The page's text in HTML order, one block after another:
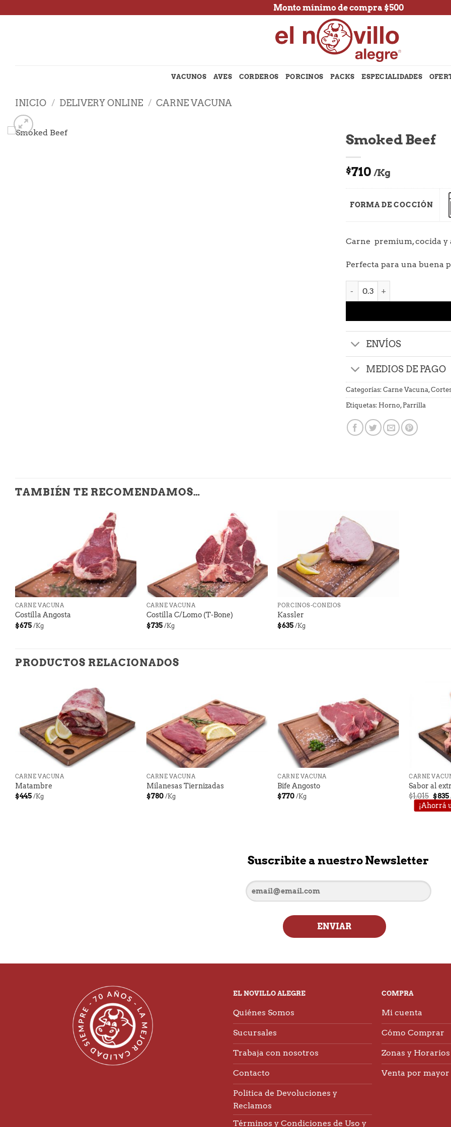
al
Monto mínimo de compra $500
VACUNOS AVES CORDEROS PORCINOS PACKS ESPECIALIDADES
INICIO / DELIVERY ONLINE / CARNE VACUNA
Smoked Beef
$710 /Kg
FORMA DE COCCIÓN
Carne premium, cocida
Perfecta para una buena
ENVÍOS
MEDIOS DE PAGO
Categorías: Carne Vacuna,
Etiquetas: Horno, Parrilla
TAMBIÉN TE RECOMENDAMOS…
+
CARNE VACUNA
Costilla Angosta
$675 /Kg
+
CARNE VACUNA
Costilla C/Lomo (T-Bone)
$735 /Kg
+
PORCINOS-CONEJOS
Kassler
$635 /Kg
PRODUCTOS RELACIONADOS
CARNE VACUNA
Matambre
$445 /Kg
+
CARNE VACUNA
Milanesas Tiernizadas
$780 /Kg
+
CARNE VACUNA
Bife Angosto
$770 /Kg
CARNE
Sabor al
$1.015 El
$835
¡Ahorrá
Suscribite a nuestro Newsletter
ENVIAR
EL NOVILLO ALEGRE
Quiénes Somos
Sucursales
Trabaja con nosotros
Contacto
Politica de Devoluciones y
Reclamos
Términos y Condiciones de Uso y
COMPRA
Mi cuenta
Cómo Comprar
Zonas y
Venta por mayor